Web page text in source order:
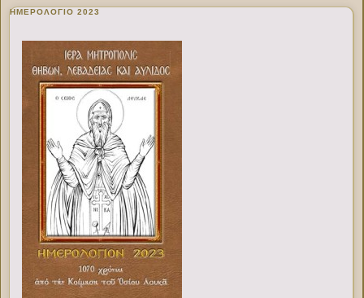
ΗΜΕΡΟΛΟΓΙΟ 2023